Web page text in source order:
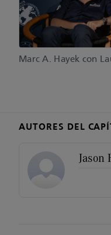
Marc A. Hayek con
AUTORES DEL
Jason